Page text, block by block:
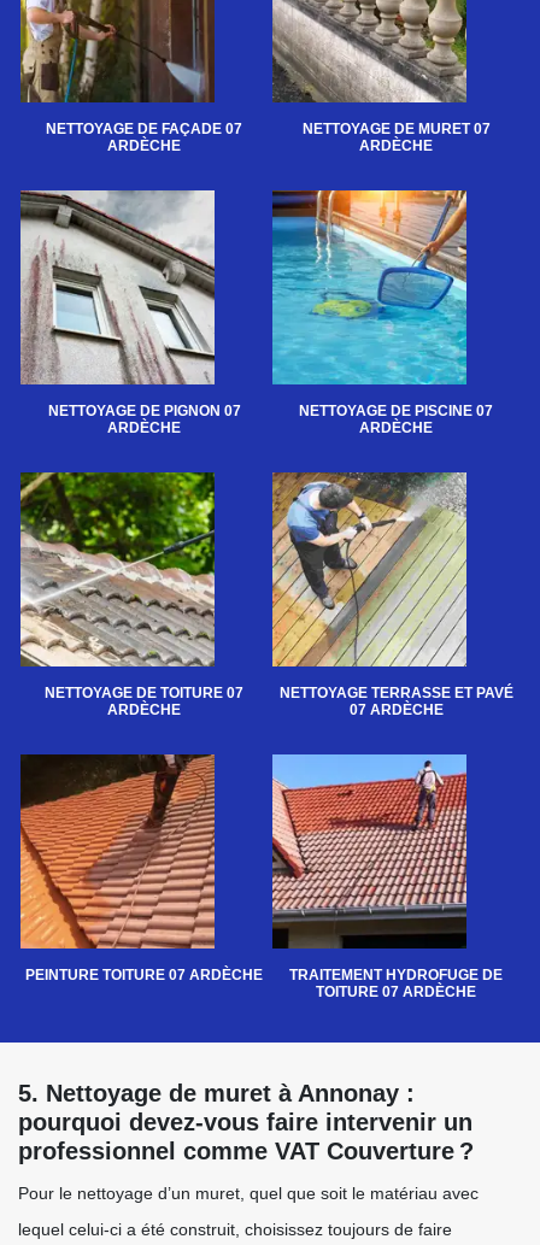
NETTOYAGE DE FAÇADE 07
ARDÈCHE
NETTOYAGE DE MURET 07
ARDÈCHE
NETTOYAGE DE PIGNON 07
ARDÈCHE
NETTOYAGE DE PISCINE 07
ARDÈCHE
NETTOYAGE DE TOITURE 07
ARDÈCHE
NETTOYAGE TERRASSE ET PAVÉ
07 ARDÈCHE
PEINTURE TOITURE 07 ARDÈCHE
TRAITEMENT HYDROFUGE DE
TOITURE 07 ARDÈCHE
5. Nettoyage de muret à Annonay :
pourquoi devez-vous faire intervenir un
professionnel comme VAT Couverture ?
Pour le nettoyage d’un muret, quel que soit le matériau avec
lequel celui-ci a été construit, choisissez toujours de faire